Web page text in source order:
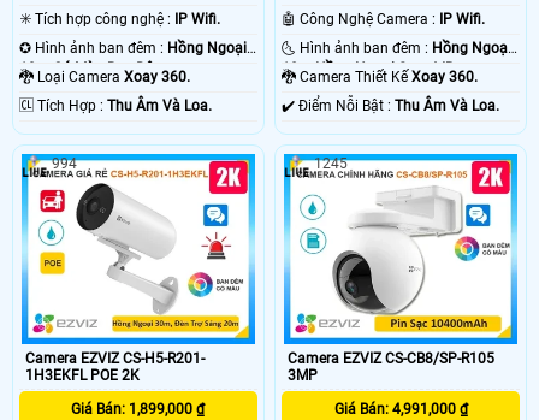
✳️ Tích hợp công nghệ : IP Wifi.
✪ Hình ảnh ban đêm : Hồng Ngoại
10m Có Màu Ban Ðêm.
🐉️ Loại Camera Xoay 360.
️🆑 Tích Hợp : Thu Âm Và Loa.
🤖️ Công Nghệ Camera : IP Wifi.
🌜 Hình ảnh ban đêm : Hồng Ngoại
10m Hồng Ngoại Smart IR.
🐉️ Camera Thiết KếXoay 360.
️✔️ Điểm Nỗi Bật :Thu Âm Và Loa.
Camera EZVIZ CS-H5-R201-
1H3EKFL POE 2K
Giá Bán: 1,899,000 ₫
994
Camera EZVIZ CS-CB8/SP-R105
3MP
Giá Bán: 4,991,000 ₫
1245